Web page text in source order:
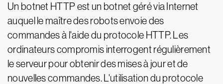
Un botnet HTTP est un botnet géré via Internet
auquel le maître des robots envoie des
commandes à l'aide du protocole HTTP. Les
ordinateurs compromis interrogent régulièrement
le serveur pour obtenir des mises à jour et de
nouvelles commandes. L'utilisation du protocole